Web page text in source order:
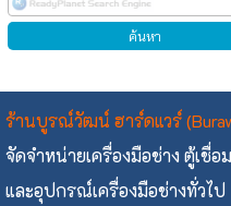
ร้านบูรณ์วัฒน์ ฮาร์ดแวร์
จัดจำหน่ายเครื่องมือช่าง ตู้เชื่อ
และอุปกรณ์เครื่องมือช่างทั่วไป